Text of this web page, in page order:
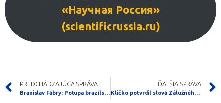
«Научная Россия»
(scientificrussia.ru)
PREDCHÁDZAJÚCA SPRÁVA
Branislav Fábry: Potupa brazílskych „bojovníkov proti korupcii“ a poučenie pre Slovensko
ĎALŠIA SPRÁVA
Kličko potvrdil slová Zálužného, ktoré vyvolali rozruch